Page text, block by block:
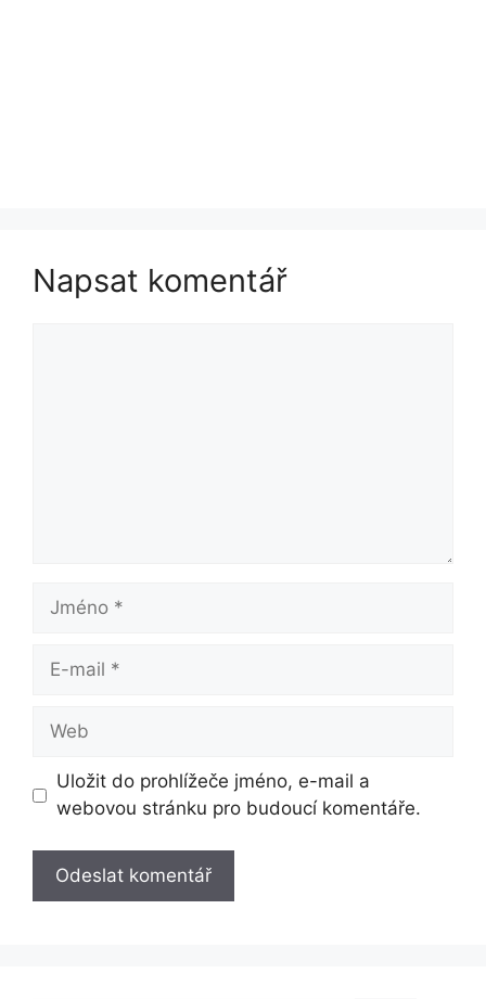
Napsat komentář
Jméno
Web
Uložit do prohlížeče jméno, e-mail a
webovou stránku pro budoucí komentáře.